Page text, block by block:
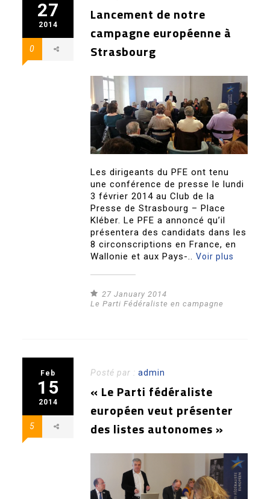
27
2014
0
Lancement de notre
campagne européenne à
Strasbourg
Les dirigeants du PFE ont tenu
une conférence de presse le lundi
3 février 2014 au Club de la
Presse de Strasbourg – Place
Kléber. Le PFE a annoncé qu’il
présentera des candidats dans les
8 circonscriptions en France, en
Wallonie et aux Pays-..Voir plus
27 January 2014
Le Parti Fédéraliste en campagne
Feb
15
2014
5
Posté par :admin
« Le Parti fédéraliste
européen veut présenter
des listes autonomes »